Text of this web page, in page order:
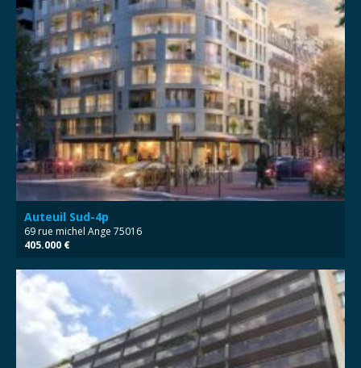
Auteuil Sud-4p
69 rue michel Ange 75016
405.000 €